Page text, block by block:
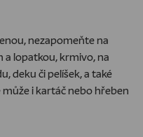
nezapomeňte na
a lopatkou, krmivo, na
deku či pelíšek, a také
může i kartáč nebo hřeben